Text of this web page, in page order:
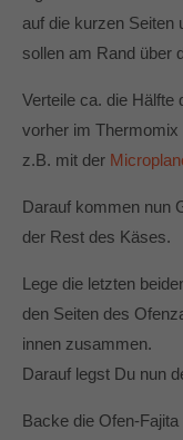
auf die kurzen Seiten
sollen am Rand über
Verteile ca. die Hälfte
vorher im Thermomix
z.B. mit der
Darauf kommen nun
der Rest des Käses.
Lege die letzten
den Seiten des
innen zusammen.
Darauf legst Du nun
Backe die Ofen-